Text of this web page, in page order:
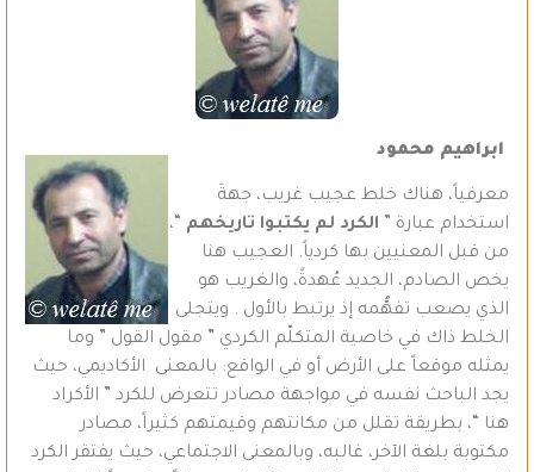
ابراهيم محمود
معرفياً، هناك خلط عجيب غريب، جهةَ
استخدام عبارة ” الكرد لم يكتبوا تاريخهم “،
من قبل المعنيين بها كردياً. العجيب هنا
يخص الصادم، الجديد عُهدةً، والغريب هو
الذي يصعب تفهُّمه إذ يرتبط بالأول . ويتجلى
الخلط ذاك في خاصية المتكلّم الكردي ” مقول القول ” وما
يمثله موقعاً على الأرض أو في الواقع: بالمعنى الأكاديمي، حيث
يجد الباحث نفسه في مواجهة مصادر تتعرض للكرد ” الأكراد
هنا “، بطريقة تقلل من مكانتهم وقيمتهم كثيراً، مصادر
مكتوبة بلغة الآخر، غالبه، وبالمعنى الاجتماعي، حيث يفتقر الكرد